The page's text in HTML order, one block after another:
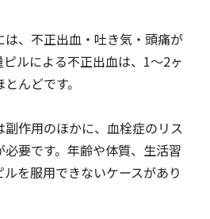
、不正出血・吐き気・頭痛が
ルによる不正出血は、1〜2ヶ
んどです。
副作用のほかに、血栓症のリス
要です。年齢や体質、生活習
を服用できないケースがあり